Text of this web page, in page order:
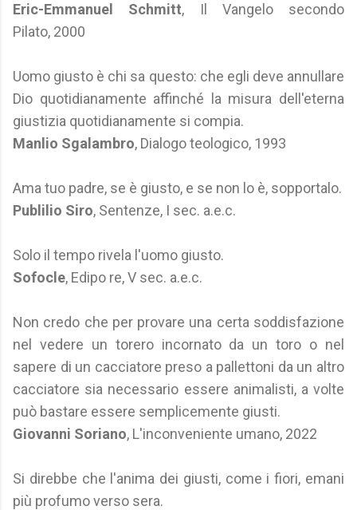
Eric-Emmanuel Schmitt, Il Vangelo secondo
Pilato, 2000
Uomo giusto è chi sa questo: che egli deve annullare
Dio quotidianamente affinché la misura dell'eterna
giustizia quotidianamente si compia.
Manlio Sgalambro, Dialogo teologico, 1993
Ama tuo padre, se è giusto, e se non lo è, sopportalo.
Publilio Siro, Sentenze, I sec. a.e.c.
Solo il tempo rivela l'uomo giusto.
Sofocle, Edipo re, V sec. a.e.c.
Non credo che per provare una certa soddisfazione
nel vedere un torero incornato da un toro o nel
sapere di un cacciatore preso a pallettoni da un altro
cacciatore sia necessario essere animalisti, a volte
può bastare essere semplicemente giusti.
Giovanni Soriano, L'inconveniente umano, 2022
Si direbbe che l'anima dei giusti, come i fiori, emani
più profumo verso sera.